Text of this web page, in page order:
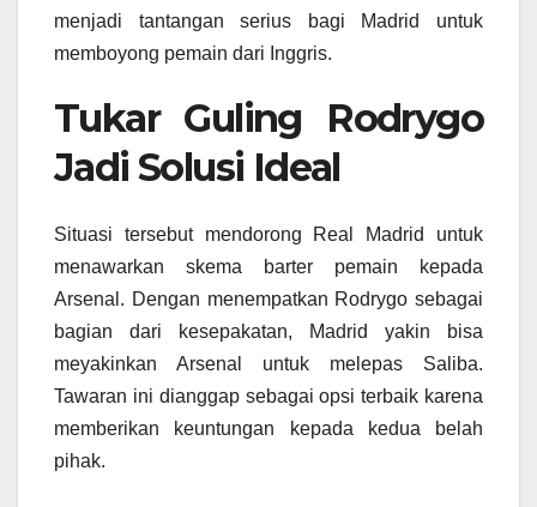
menjadi tantangan serius bagi Madrid untuk
memboyong pemain dari Inggris.
Tukar Guling Rodrygo
Jadi Solusi Ideal
Situasi tersebut mendorong Real Madrid untuk
menawarkan skema barter pemain kepada
Arsenal. Dengan menempatkan Rodrygo sebagai
bagian dari kesepakatan, Madrid yakin bisa
meyakinkan Arsenal untuk melepas Saliba.
Tawaran ini dianggap sebagai opsi terbaik karena
memberikan keuntungan kepada kedua belah
pihak.